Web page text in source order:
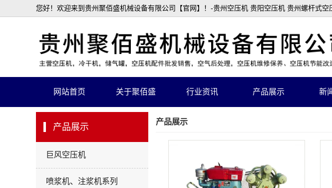
您好！欢迎来到贵州聚佰盛机械设备有限公司【官网】！-贵州空压机 贵阳空压机 贵州螺杆式
网站首页 关于聚佰盛 行业资讯 产品展示
矿山活塞式空压机
新
产品展示
巨风空压机
喷浆机、注浆机系列
产品展示